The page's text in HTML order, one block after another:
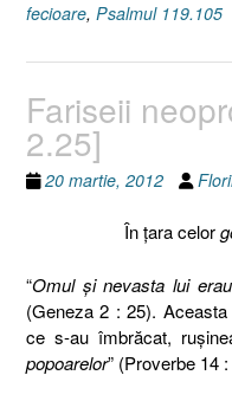
fecioare, Psalmul 119.105
Fariseii
2.25]
20 martie, 2012
În ţara celor
“Omul şi nevasta lui
(Geneza 2 : 25).
ce s-au îmbrăcat,
popoarelor” (Proverbe 14